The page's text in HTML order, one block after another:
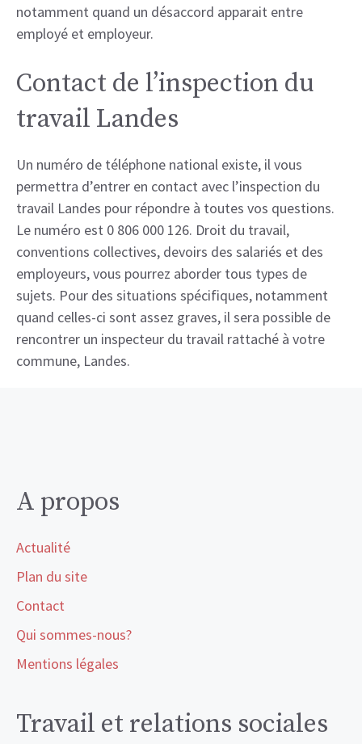
notamment quand un désaccord apparait entre
employé et employeur.
Contact de l’inspection du
travail Landes
Un numéro de téléphone national existe, il vous
permettra d’entrer en contact avec l’inspection du
travail Landes pour répondre à toutes vos questions.
Le numéro est 0 806 000 126. Droit du travail,
conventions collectives, devoirs des salariés et des
employeurs, vous pourrez aborder tous types de
sujets. Pour des situations spécifiques, notamment
quand celles-ci sont assez graves, il sera possible de
rencontrer un inspecteur du travail rattaché à votre
commune, Landes.
A propos
Actualité
Plan du site
Contact
Qui sommes-nous?
Mentions légales
Travail et relations sociales